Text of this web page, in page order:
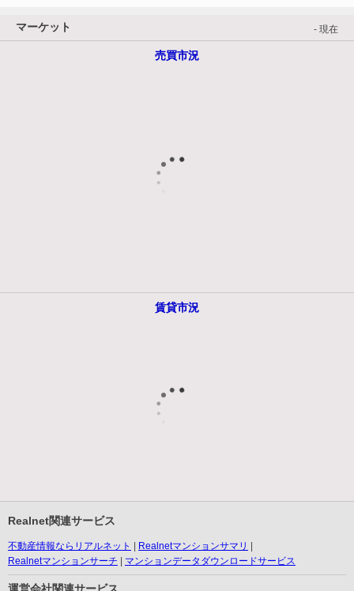
マーケット - 現在
売買市況
賃貸市況
Realnet関連サービス
不動産情報ならリアルネット
Realnetマンションサマリ
Realnetマンションサーチ
マンションデータダウンロードサービス